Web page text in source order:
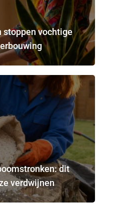
stoppen vochtige
dit
verdwijnen